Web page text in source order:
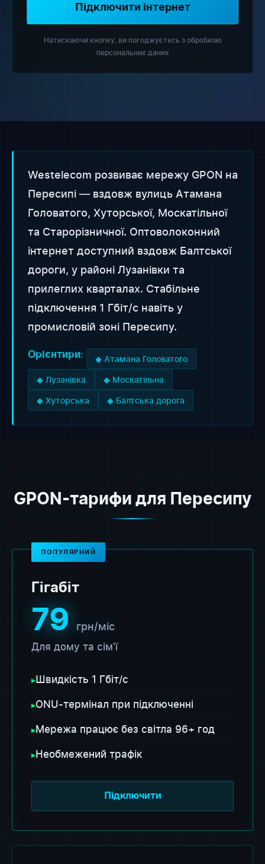
Підключити інтернет
Натискаючи кнопку, ви погоджуєтесь з обробкою
персональних даних
Westelecom розвиває мережу GPON на
Пересипі — вздовж вулиць Атамана
Головатого, Хуторської, Москатільної
та Старорізничної. Оптоволоконний
інтернет доступний вздовж Балтської
дороги, у районі Лузанівки та
прилеглих кварталах. Стабільне
підключення 1 Гбіт/с навіть у
промисловій зоні Пересипу.
Орієнтири: ◆ Атамана Головатого
◆ Лузанівка ◆ Москатільна
◆ Хуторська ◆ Балтська дорога
GPON-тарифи для Пересипу
ПОПУЛЯРНИЙ
Гігабіт
79 грн/міс
Для дому та сім'ї
▸Швидкість 1 Гбіт/с
▸ONU-термінал при підключенні
▸Мережа працює без світла 96+ год
▸Необмежений трафік
Підключити